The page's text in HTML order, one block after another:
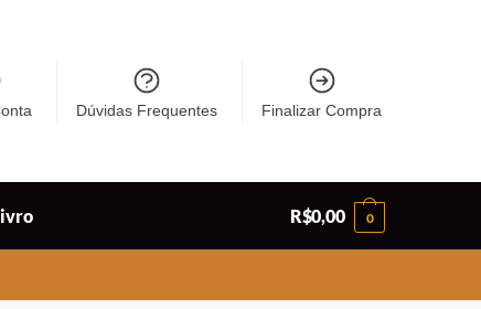
Dúvidas Frequentes Finalizar Compra
R$0,00 0